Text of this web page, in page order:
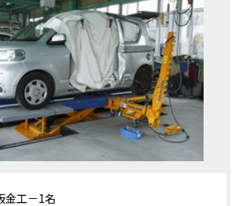
金工－1名